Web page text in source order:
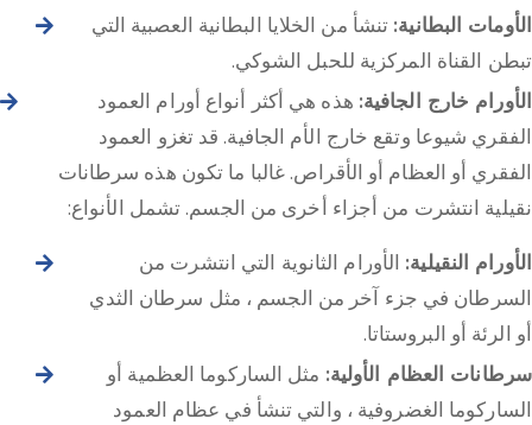
الأومات البطانية: تنشأ من الخلايا البطانية العصبية التي
تبطن القناة المركزية للحبل الشوكي.
الأورام خارج الجافية: هذه هي أكثر أنواع أورام العمود
الفقري شيوعا وتقع خارج الأم الجافية. قد تغزو العمود
الفقري أو العظام أو الأقراص. غالبا ما تكون هذه سرطانات
نقيلية انتشرت من أجزاء أخرى من الجسم. تشمل الأنواع:
الأورام النقيلية: الأورام الثانوية التي انتشرت من
السرطان في جزء آخر من الجسم ، مثل سرطان الثدي
أو الرئة أو البروستاتا.
سرطانات العظام الأولية: مثل الساركوما العظمية أو
الساركوما الغضروفية ، والتي تنشأ في عظام العمود